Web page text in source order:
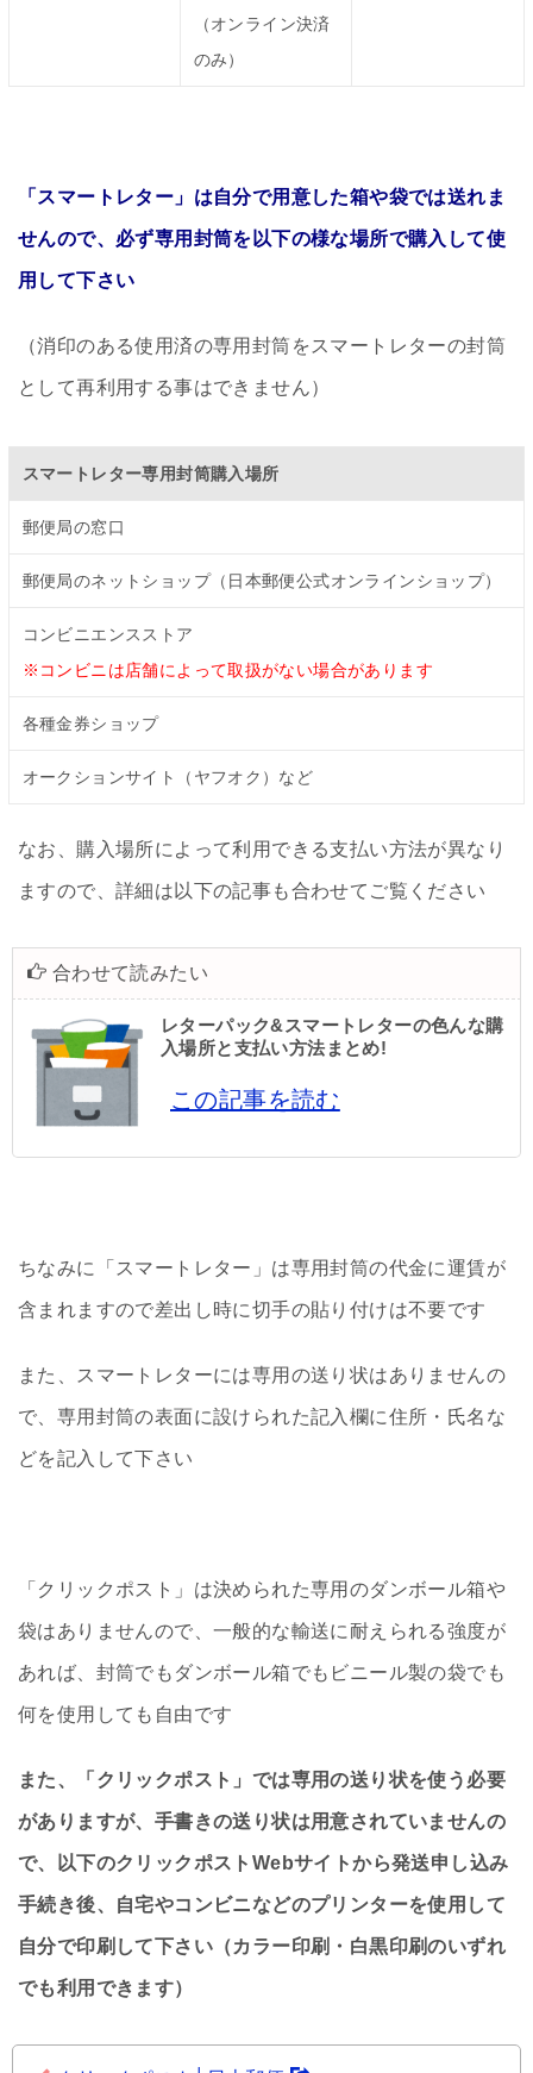
（オンライン決済
のみ）
「スマートレター」は自分で用意した箱や袋では送れま
せんので、必ず専用封筒を以下の様な場所で購入して使
用して下さい
（消印のある使用済の専用封筒をスマートレターの封筒
として再利用する事はできません）
スマートレター専用封筒購入場所
郵便局の窓口
郵便局のネットショップ（日本郵便公式オンラインショップ）
コンビニエンスストア
※コンビニは店舗によって取扱がない場合があります
各種金券ショップ
オークションサイト（ヤフオク）など
なお、購入場所によって利用できる支払い方法が異なり
ますので、詳細は以下の記事も合わせてご覧ください
合わせて読みたい
レターパック&スマートレターの色んな購
入場所と支払い方法まとめ!
この記事を読む
ちなみに「スマートレター」は専用封筒の代金に運賃が
含まれますので差出し時に切手の貼り付けは不要です
また、スマートレターには専用の送り状はありませんの
で、専用封筒の表面に設けられた記入欄に住所・氏名な
どを記入して下さい
「クリックポスト」は決められた専用のダンボール箱や
袋はありませんので、一般的な輸送に耐えられる強度が
あれば、封筒でもダンボール箱でもビニール製の袋でも
何を使用しても自由です
また、「クリックポスト」では専用の送り状を使う必要
がありますが、手書きの送り状は用意されていませんの
で、以下のクリックポストWebサイトから発送申し込み
手続き後、自宅やコンビニなどのプリンターを使用して
自分で印刷して下さい（カラー印刷・白黒印刷のいずれ
でも利用できます）